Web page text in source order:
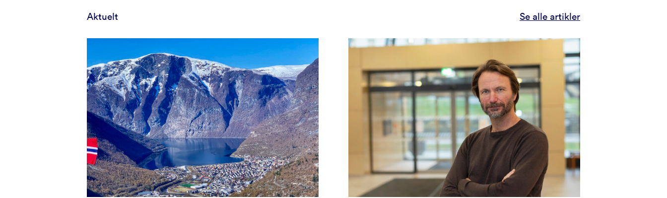
Aktuelt Se alle artikler